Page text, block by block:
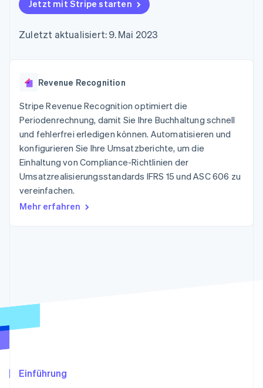
Zugriff auf mehr als
Terminal
Optimierung der
Autorisierungsraten
Link
Beschleunigter
Bezahlvorgang
Financial
Connections
Verbundene
Finanzdaten
Data Pipeline
Datensynchronisierung
Product roadmap
Geldmanagement
SaaS
Nach Branche
KI-Unternehmen
Creator Economy
Gaming
Bewirtung, Reisen und
Freizeit
Versicherungen
Medien und
Unterhaltung
Fachdienstleistungen
Einzelhandel
Marktplatz auf
Abonnementverwaltung
nutzungsbasierte
Stablecoin-gestützte
geht´s
Bereitstellung und
Verwaltung von
Diensten mit Agenten
Ressourcen
App-Integrationen
Entwickler-Blog
Produkt-Roadmap
Karriere
Stripe Press
Kontakt
Sales-Team
kontaktieren
Partner werden
Jetzt mit Stripe starten
Zuletzt aktualisiert: 9. Mai 2023
Revenue Recognition
Stripe Revenue Recognition optimiert die
Periodenrechnung, damit Sie Ihre Buchhaltung schnell
und fehlerfrei erledigen können. Automatisieren und
konfigurieren Sie Ihre Umsatzberichte, um die
Einhaltung von Compliance-Richtlinien der
Umsatzrealisierungsstandards IFRS 15 und ASC 606 zu
vereinfachen.
Mehr erfahren
Einführung